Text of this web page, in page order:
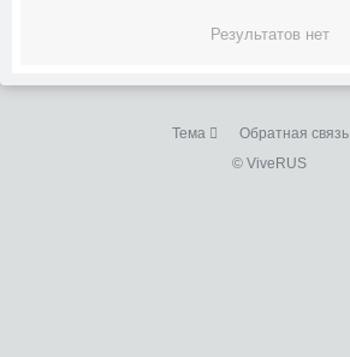
Результатов нет
Тема
Обратная связь
© ViveRUS